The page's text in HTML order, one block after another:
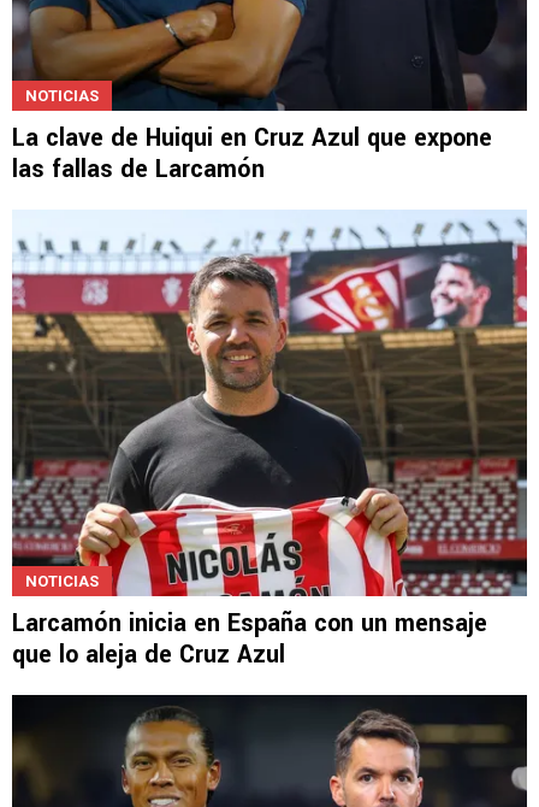
NOTICIAS
La clave de Huiqui en Cruz Azul que expone
las fallas de Larcamón
NOTICIAS
Larcamón inicia en España con un mensaje
que lo aleja de Cruz Azul